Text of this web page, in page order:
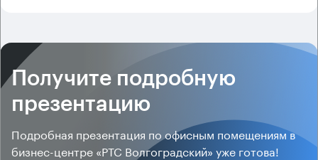
Получите подробную
презентацию
Подробная презентация по офисным помещениям в
бизнес-центре «РТС Волгоградский» уже готова!